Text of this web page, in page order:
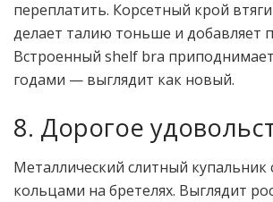
переплатить. Корсетный крой
делает талию тоньше и добавляет
Встроенный shelf bra приподнимает
годами — выглядит как новый.
8. Дорогое
Металлический слитный купальник
кольцами на бретелях. Выглядит